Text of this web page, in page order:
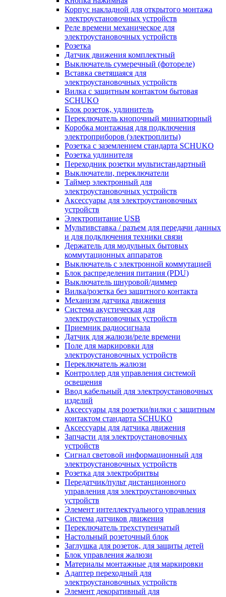
Корпус накладной для открытого монтажа
электроустановочных устройств
Реле времени механическое для
электроустановочных устройств
Розетка
Датчик движения комплектный
Выключатель сумеречный (фотореле)
Вставка светящаяся для
электроустановочных устройств
Вилка с защитным контактом бытовая
SCHUKO
Блок розеток, удлинитель
Переключатель кнопочный миниатюрный
Коробка монтажная для подключения
электроприборов (электроплиты)
Розетка с заземлением стандарта SCHUKO
Розетка удлинителя
Переходник розетки мультистандартный
Выключатели, переключатели
Таймер электронный для
электроустановочных устройств
Аксессуары для электроустановочных
устройств
Электропитание USB
Мультивставка / разъем для передачи данных
и для подключения техники связи
Держатель для модульных бытовых
коммутационных аппаратов
Выключатель с электронной коммутацией
Блок распределения питания (PDU)
Выключатель шнуровой/диммер
Вилка/розетка без защитного контакта
Механизм датчика движения
Система акустическая для
электроустановочных устройств
Приемник радиосигнала
Датчик для жалюзи/реле времени
Поле для маркировки для
электроустановочных устройств
Переключатель жалюзи
Контроллер для управления системой
освещения
Ввод кабельный для электроустановочных
изделий
Аксессуары для розетки/вилки с защитным
контактом стандарта SCHUKO
Аксессуары для датчика движения
Запчасти для электроустановочных
устройств
Сигнал световой информационный для
электроустановочных устройств
Розетка для электробритвы
Передатчик/пульт дистанционного
управления для электроустановочных
устройств
Элемент интеллектуального управления
Система датчиков движения
Переключатель трехступенчатый
Настольный розеточный блок
Заглушка для розеток, для защиты детей
Блок управления жалюзи
Материалы монтажные для маркировки
Адаптер переходный для
электроустановочных устройств
Элемент декоративный для